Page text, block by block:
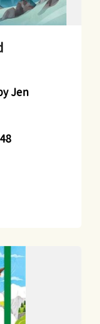
Jen